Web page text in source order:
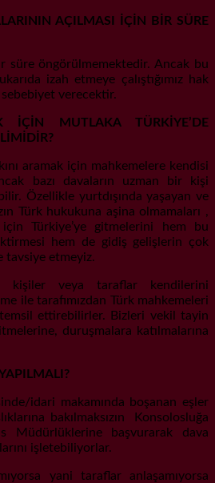
AÇILMASI İÇİN BİR SÜRE
süre öngörülmemektedir. Ancak bu
izah etmeye çalıştığımız hak
sebebiyet verecektir.
İÇİN MUTLAKA TÜRKİYE’DE
aramak için mahkemelere kendisi
bazı davaların uzman bir kişi
Özellikle yurtdışında yaşayan ve
Türk hukukuna aşina olmamaları ,
Türkiye’ye gitmelerini hem bu
hem de gidiş gelişlerin çok
tavsiye etmeyiz.
kişiler veya taraflar kendilerini
ile tarafımızdan Türk mahkemeleri
ettirebilirler. Bizleri vekil tayin
duruşmalara katılmalarına
idari makamında boşanan eşler
bakılmaksızın Konsolosluğa
Müdürlüklerine başvurarak dava
işletebiliyorlar.
yani taraflar anlaşamıyorsa